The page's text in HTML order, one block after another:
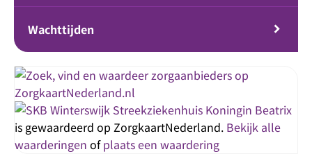
Wachttijden
Streekziekenhuis Koningin Beatrix
is gewaardeerd op ZorgkaartNederland. Bekijk alle
waarderingen ofplaats een waardering